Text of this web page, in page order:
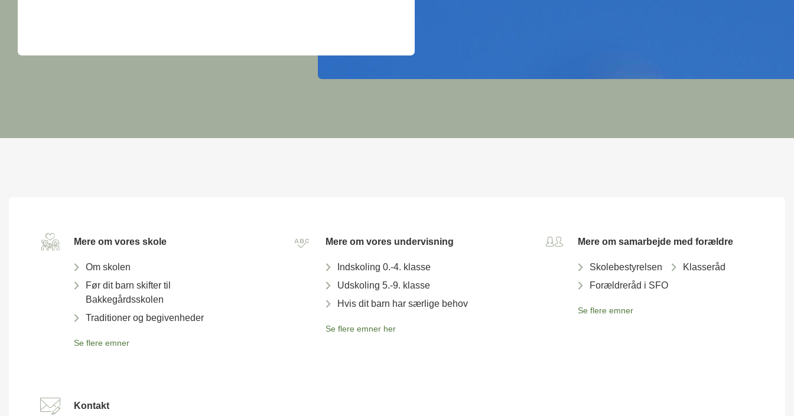
Mere om vores skole
Om skolen
Før dit barn skifter til
Bakkegårdsskolen
Traditioner og begivenheder
Se flere emner
Mere om vores undervisning
Indskoling 0.-4. klasse
Udskoling 5.-9. klasse
Hvis dit barn har særlige behov
Se flere emner her
Mere om samarbejde med forældre
Skolebestyrelsen
Klasseråd
Forældreråd i SFO
Se flere emner
Kontakt